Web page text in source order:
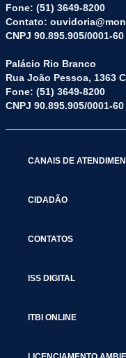
Fone: (51) 3649-8200
Contato:
CNPJ 90.895.905/0001-60
Palácio Rio Branco
Rua João Pessoa, 1363
Fone: (51) 3649-8200
CNPJ 90.895.905/0001-60
CANAIS DE
CIDADÃO
CONTATOS
ISS DIGITAL
ITBI ONLINE